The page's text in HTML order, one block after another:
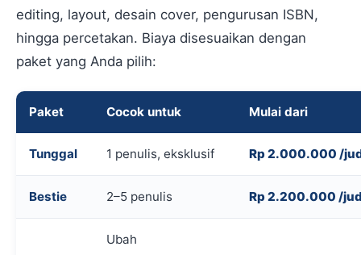
editing, layout, desain cover, pengurusan ISBN,
hingga percetakan. Biaya disesuaikan dengan
paket yang Anda pilih:
Paket Cocok untuk Mulai dari
Tunggal 1 penulis, eksklusif Rp 2.000.000 /
Bestie 2–5 penulis Rp 2.200.000 /
Ubah